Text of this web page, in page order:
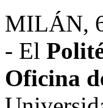
MILÁN,
- El
Oficina